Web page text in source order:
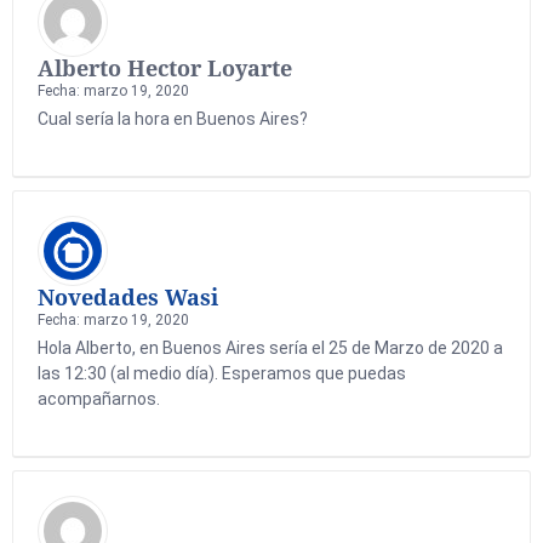
Alberto Hector Loyarte
Fecha: marzo 19, 2020
Cual sería la hora en Buenos Aires?
Novedades Wasi
Fecha: marzo 19, 2020
Hola Alberto, en Buenos Aires sería el 25 de Marzo de 2020 a
las 12:30 (al medio día). Esperamos que puedas
acompañarnos.